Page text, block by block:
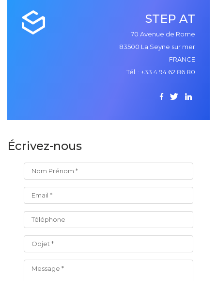
STEP AT
70 Avenue de Rome
83500 La Seyne sur mer
FRANCE
Tél. : +33 4 94 62 86 80
Écrivez-nous